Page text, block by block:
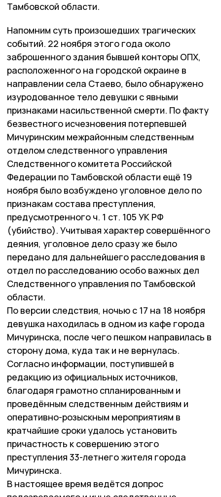
Тамбовской области.
Напомним суть произошедших трагических
событий. 22 ноября этого года около
заброшенного здания бывшей конторы ОПХ,
расположенного на городской окраине в
направлении села Стаево, было обнаружено
изуродованное тело девушки с явными
признаками насильственной смерти. По факту
безвестного исчезновения потерпевшей
Мичуринским межрайонным следственным
отделом следственного управления
Следственного комитета Российской
Федерации по Тамбовской области ещё 19
ноября было возбуждено уголовное дело по
признакам состава преступления,
предусмотренного ч. 1 ст. 105 УК РФ
(убийство). Учитывая характер совершённого
деяния, уголовное дело сразу же было
передано для дальнейшего расследования в
отдел по расследованию особо важных дел
Следственного управления по Тамбовской
области.
По версии следствия, ночью с 17 на 18 ноября
девушка находилась в одном из кафе города
Мичуринска, после чего пешком направилась в
сторону дома, куда так и не вернулась.
Согласно информации, поступившей в
редакцию из официальных источников,
благодаря грамотно спланированным и
проведённым следственным действиям и
оперативно-розыскным мероприятиям в
кратчайшие сроки удалось установить
причастность к совершению этого
преступления 33-летнего жителя города
Мичуринска.
В настоящее время ведётся допрос